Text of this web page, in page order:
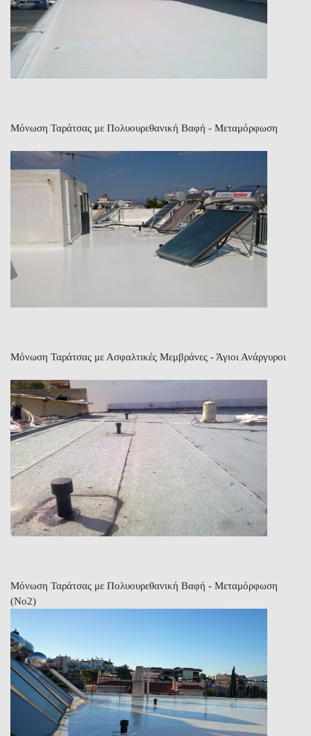
Μόνωση Ταράτσας με Πολυουρεθανική Βαφή - Μεταμόρφωση
Μόνωση Ταράτσας με Ασφαλτικές Μεμβράνες - Άγιοι Ανάργυροι
Μόνωση Ταράτσας με Πολυουρεθανική Βαφή - Μεταμόρφωση
(Νο2)